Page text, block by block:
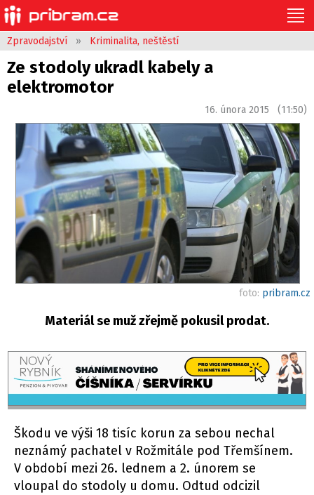
Zpravodajství » Kriminalita, neštěstí
Ze stodoly ukradl kabely a
elektromotor
16. února 2015 (11:50)
foto: pribram.cz
Materiál se muž zřejmě pokusil prodat.
Škodu ve výši 18 tisíc korun za sebou nechal
neznámý pachatel v Rožmitále pod Třemšínem.
V období mezi 26. lednem a 2. únorem se
vloupal do stodoly u domu. Odtud odcizil